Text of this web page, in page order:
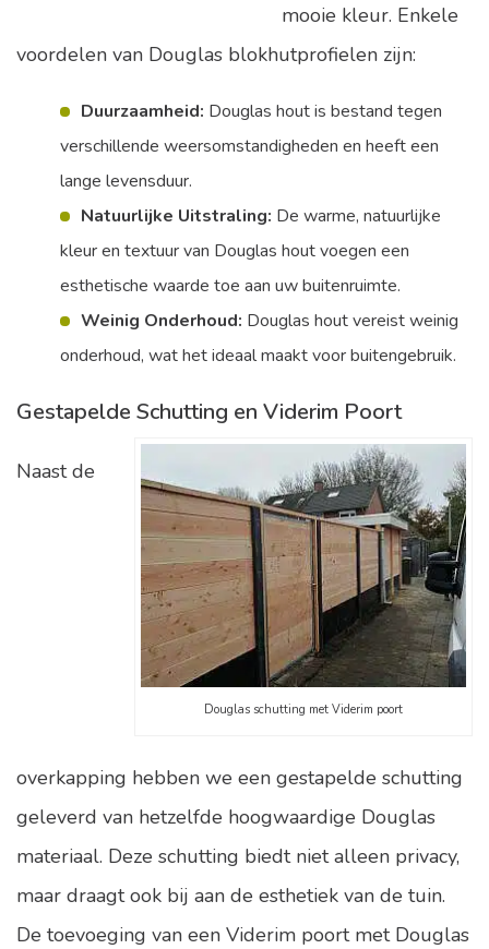
mooie kleur. Enkele
voordelen van Douglas blokhutprofielen zijn:
Duurzaamheid: Douglas hout is bestand tegen
verschillende weersomstandigheden en heeft een
lange levensduur.
Natuurlijke Uitstraling: De warme, natuurlijke
kleur en textuur van Douglas hout voegen een
esthetische waarde toe aan uw buitenruimte.
Weinig Onderhoud: Douglas hout vereist weinig
onderhoud, wat het ideaal maakt voor buitengebruik.
Gestapelde Schutting en Viderim Poort
Douglas schutting met Viderim poort
Naast de
overkapping hebben we een gestapelde schutting
geleverd van hetzelfde hoogwaardige Douglas
materiaal. Deze schutting biedt niet alleen privacy,
maar draagt ook bij aan de esthetiek van de tuin.
De toevoeging van een Viderim poort met Douglas